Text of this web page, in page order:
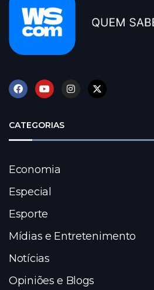
CATEGORIAS
Economia
Especial
Esporte
Mídias e Entretenimento
Notícias
Opiniões e Blogs